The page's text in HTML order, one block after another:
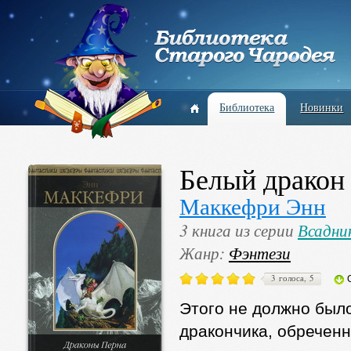
Библиотека Новинки
Белый дракон
Маккефри Энн
3 книга из серии
Жанр: Фэнтези
3 голоса, 5
Этого не должно
дракончика,